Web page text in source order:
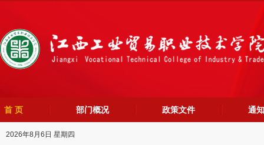
首 页 部门概况 政策文件 通
2026年8月6日 星期四